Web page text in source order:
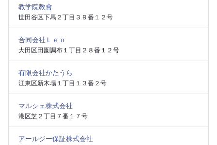
教学院教會
世田谷区下馬２丁目３９番１２号
合同会社Ｌｅｏ
大田区田園調布１丁目２８番１２号
有限会社かたうら
江東区新木場１丁目１３番２号
マルシェ株式会社
港区芝２丁目７番１７号
アールジー保証株式会社